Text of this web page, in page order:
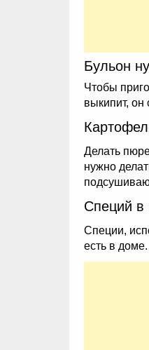
Бульон
Чтобы
выкипит,
Делать
нужно
Специй в
Специи,
есть в